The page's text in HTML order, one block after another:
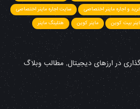
و اجاره ماینر اختصاصی
سایت اجاره ماینر اختصاصی
بیت کوین ماینر کوین هتلینگ ماینر
در ارزهای دیجیتال,مطالب وبلاگ